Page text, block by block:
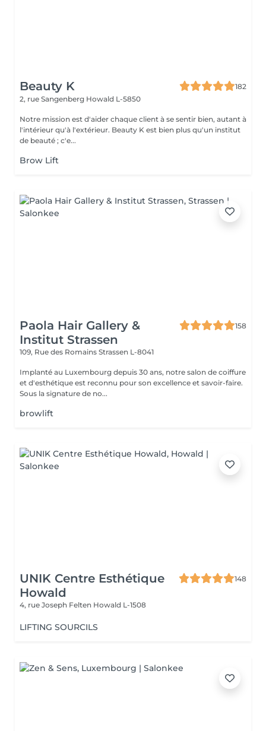
Beauty K
182
2, rue Sangenberg Howald L-5850
Notre mission est d'aider chaque client à se sentir bien, autant à
l'intérieur qu'à l'extérieur. Beauty K est bien plus qu'un institut
de beauté ; c'e...
Brow Lift
Paola Hair Gallery &
Institut Strassen
158
109, Rue des Romains Strassen L-8041
Implanté au Luxembourg depuis 30 ans, notre salon de coiffure
et d'esthétique est reconnu pour son excellence et savoir-faire.
Sous la signature de no...
browlift
UNIK Centre Esthétique
Howald
148
4, rue Joseph Felten Howald L-1508
LIFTING SOURCILS